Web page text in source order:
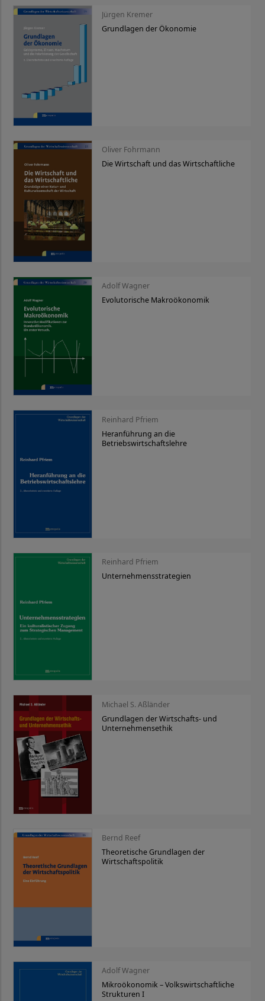
Jürgen Kremer
Grundlagen der Ökonomie
Oliver Fohrmann
Die Wirtschaft und das Wirtschaftliche
Adolf Wagner
Evolutorische Makroökonomik
Reinhard Pfriem
Heranführung an die
Betriebswirtschaftslehre
Reinhard Pfriem
Unternehmensstrategien
Michael S. Aßländer
Grundlagen der Wirtschafts- und
Unternehmensethik
Bernd Reef
Theoretische Grundlagen der
Wirtschaftspolitik
Adolf Wagner
Mikroökonomik – Volkswirtschaftliche
Strukturen I